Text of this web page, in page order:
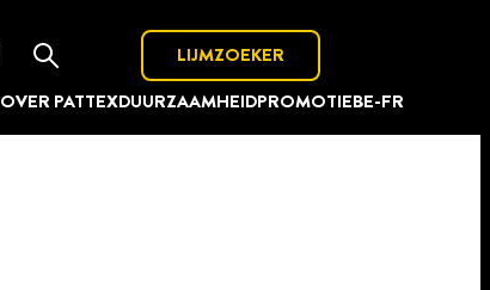
OVER PATTEXDUURZAAMHEIDPROMOTIEBE-FR
LIJMZOEKER